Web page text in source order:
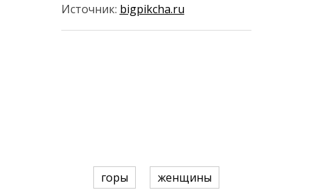
Источник: bigpikcha.ru
горы
женщины